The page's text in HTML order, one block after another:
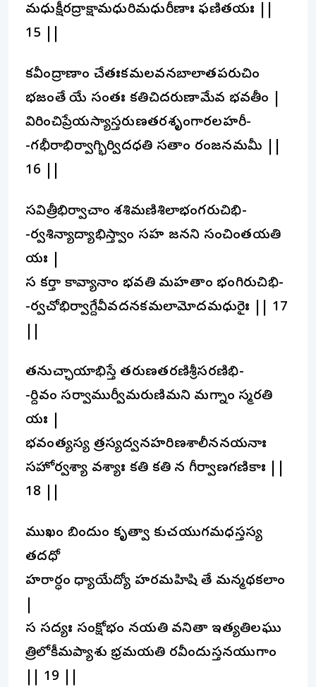
మధుక్షీరద్రాక్షామధురిమధురీణాః ఫణితయః ||
15 ||
కవీంద్రాణాం చేతఃకమలవనబాలాతపరుచిం
భజంతే యే సంతః కతిచిదరుణామేవ భవతీం |
విరించిప్రేయస్యాస్తరుణతరశృంగారలహరీ-
-గభీరాభిర్వాగ్భిర్విదధతి సతాం రంజనమమీ ||
16 ||
సవిత్రీభిర్వాచాం శశిమణిశిలాభంగరుచిభి-
-ర్వశిన్యాద్యాభిస్త్వాం సహ జనని సంచింతయతి
యః |
స కర్తా కావ్యానాం భవతి మహతాం భంగిరుచిభి-
-ర్వచోభిర్వాగ్దేవీవదనకమలామోదమధురైః || 17
తనుచ్ఛాయాభిస్తే తరుణతరణిశ్రీసరణిభి-
-ర్దివం సర్వాముర్వీమరుణిమని మగ్నాం స్మరతి
యః |
భవంత్యస్య త్రస్యద్వనహరిణశాలీననయనాః
సహోర్వశ్యా వశ్యాః కతి కతి న గీర్వాణగణికాః ||
18 ||
ముఖం బిందుం కృత్వా కుచయుగమధస్తస్య
తదధో
హరార్ధం ధ్యాయేద్యో హరమహిషి తే మన్మథకలాం
స సద్యః సంక్షోభం నయతి వనితా ఇత్యతిలఘు
త్రిలోకీమప్యాశు భ్రమయతి రవీందుస్తనయుగాం
|| 19 ||